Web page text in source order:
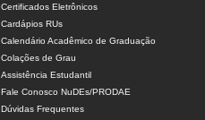
Certificados Eletrônicos
Cardápios RUs
Calendário Acadêmico de Graduação
Colações de Grau
Assistência Estudantil
Fale Conosco NuDEs/PRODAE
Dúvidas Frequentes